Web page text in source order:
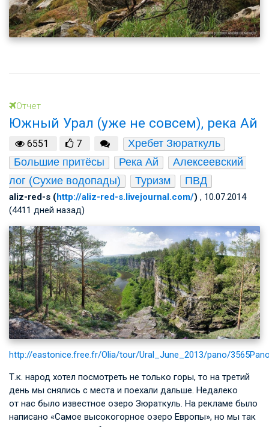
Отчет
Южный Урал (уже не совсем), река Ай
6551 7
Хребет Зюраткуль
Большие притёсы
Река Ай
Алексеевский
лог (Сухие водопады)
Туризм ПВД
aliz-red-s (http://aliz-red-s.livejournal.com/) , 10.07.2014
(4411 дней назад)
http://eastonice.free.fr/Olia/tour/Ural_June_2013/pano/
Т.к. народ хотел посмотреть не только горы, то на третий
день мы снялись с места и поехали дальше. Недалеко
от нас было известное озеро Зюраткуль. На рекламе было
написано «Самое высокогорное озеро Европы», но мы так